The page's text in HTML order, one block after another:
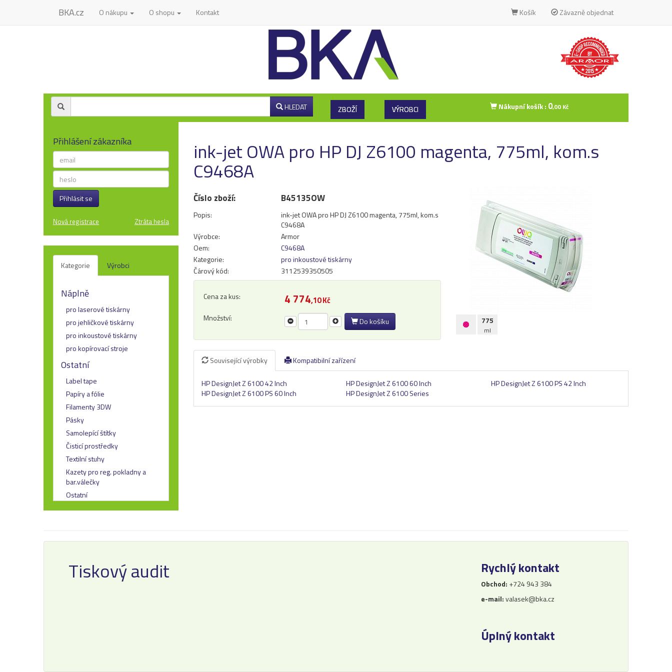
BKA.cz O nákupu O shopu Kontakt Košík Závazně objednat
HLEDAT ZBOŽÍ VÝROBCI Nákupní košík : 0,00 Kč
Přihlášení zákazníka
Přihlásit se
Nová registrace Ztráta hesla
Kategorie Výrobci
Náplně
pro laserové tiskárny
pro jehličkové tiskárny
pro inkoustové tiskárny
pro kopírovací stroje
Ostatní
Label tape
Papíry a fólie
Filamenty 3DW
Pásky
Samolepící štítky
Čisticí prostředky
Textilní stuhy
Kazety pro reg. pokladny a
bar.válečky
Ostatní
ink-jet OWA pro HP DJ Z6100 magenta, 775ml, kom.s
C9468A
Číslo zboží: B45135OW
Popis:
ink-jet OWA pro HP DJ Z6100 magenta, 775ml, kom.s
C9468A
Výrobce:
Armor
Oem:
C9468A
Kategorie:
pro inkoustové tiskárny
Čárový kód:
3112539350505
Cena za kus: 4 774,10 Kč
Množství: Do košíku 775
ml
Související výrobky Kompatibilní zařízení
HP DesignJet Z 6100 42 Inch HP DesignJet Z 6100 60 Inch
HP DesignJet Z 6100 PS 42 Inch
HP DesignJet Z 6100 PS 60 Inch
HP DesignJet Z 6100 Series
Tiskový audit Rychlý kontakt
Obchod: +724 943 384
e-mail:valasek@bka.cz
Úplný kontakt